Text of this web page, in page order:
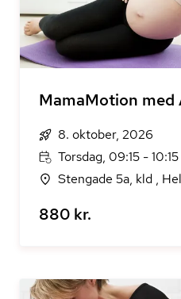
MamaMotion med
8. oktober, 2026
Torsdag, 09:15 - 10:15
Stengade 5a, kld ,
880 kr.